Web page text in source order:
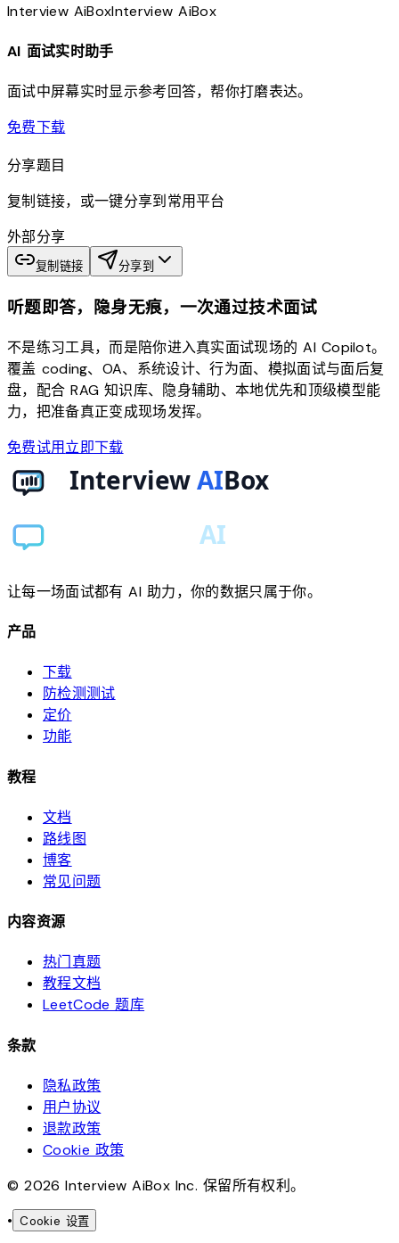
Interview AiBoxInterviewAiBox
AI 面试实时助手
面试中屏幕实时显示参考回答，帮你打磨表达。
免费下载download
分享题目
复制链接，或一键分享到常用平台
外部分享
复制链接 分享到
听题即答，隐身无痕，一次通过技术面试
不是练习工具，而是陪你进入真实面试现场的 AI Copilot。
覆盖 coding、OA、系统设计、行为面、模拟面试与面后复
盘，配合 RAG 知识库、隐身辅助、本地优先和顶级模型能
力，把准备真正变成现场发挥。
免费试用立即下载
让每一场面试都有 AI 助力，你的数据只属于你。
产品
下载
防检测测试
定价
功能
教程
文档
路线图
博客
常见问题
内容资源
热门真题
教程文档
LeetCode 题库
条款
隐私政策
用户协议
退款政策
Cookie 政策
© 2026 Interview AiBox Inc. 保留所有权利。
• Cookie 设置